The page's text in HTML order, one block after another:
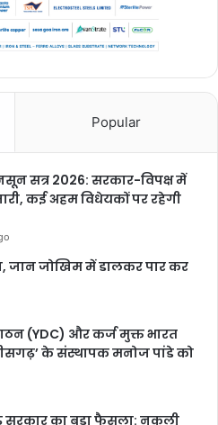
Popular
सत्र 2026: सरकार-विपक्ष में
कई अहम विधेयकों पर रहेगी
जान जोखिम में डालकर पार कर
(YDC) और कर्ज मुक्त भारत
के संस्थापक मनोज पांडे को
सरकार का बड़ा फैसला: नकली